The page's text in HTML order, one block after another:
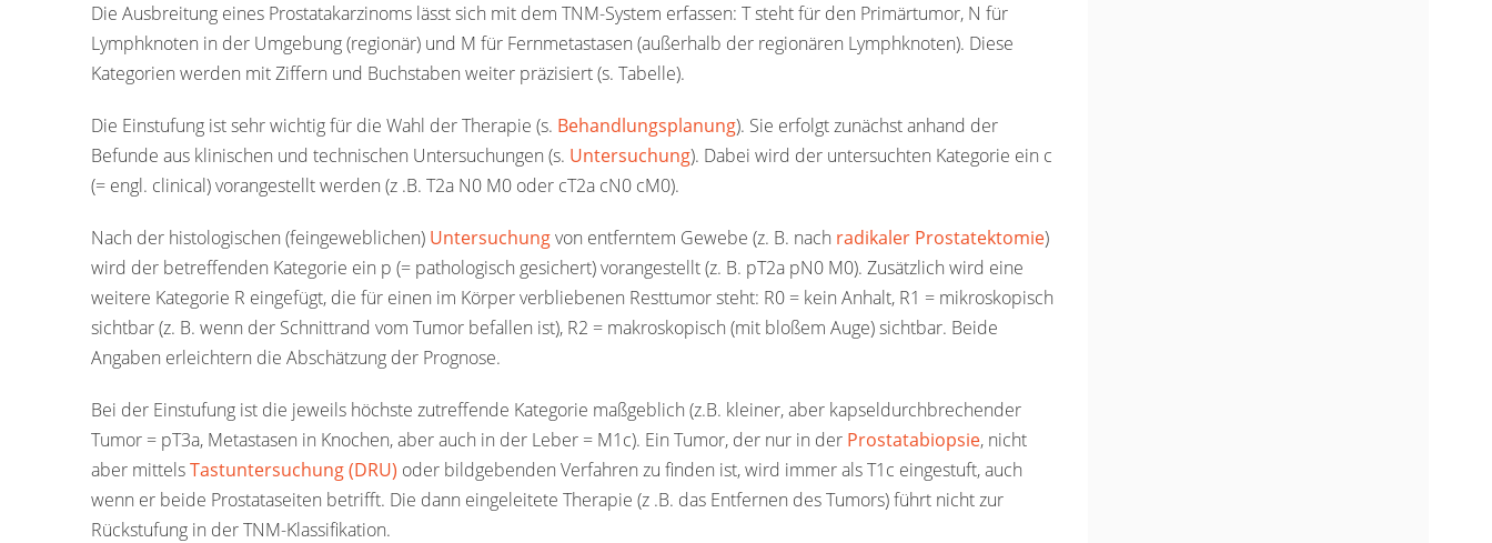
Die Ausbreitung eines Prostatakarzinoms lässt sich mit dem TNM-System erfassen: T steht für den Primärtumor, N für
Lymphknoten in der Umgebung (regionär) und M für Fernmetastasen (außerhalb der regionären Lymphknoten). Diese
Kategorien werden mit Ziffern und Buchstaben weiter präzisiert (s. Tabelle).
Die Einstufung ist sehr wichtig für die Wahl der Therapie (s. Behandlungsplanung). Sie erfolgt zunächst anhand der
Befunde aus klinischen und technischen Untersuchungen (s. Untersuchung). Dabei wird der untersuchten Kategorie ein c
(= engl. clinical) vorangestellt werden (z .B. T2a N0 M0 oder cT2a cN0 cM0).
Nach der histologischen (feingeweblichen) Untersuchungvon entferntem Gewebe (z. B. nach radikaler Prostatektomie)
wird der betreffenden Kategorie ein p (= pathologisch gesichert) vorangestellt (z. B. pT2a pN0 M0). Zusätzlich wird eine
weitere Kategorie R eingefügt, die für einen im Körper verbliebenen Resttumor steht: R0 = kein Anhalt, R1 = mikroskopisch
sichtbar (z. B. wenn der Schnittrand vom Tumor befallen ist), R2 = makroskopisch (mit bloßem Auge) sichtbar. Beide
Angaben erleichtern die Abschätzung der Prognose.
Bei der Einstufung ist die jeweils höchste zutreffende Kategorie maßgeblich (z.B. kleiner, aber kapseldurchbrechender
Tumor = pT3a, Metastasen in Knochen, aber auch in der Leber = M1c). Ein Tumor, der nur in der Prostatabiopsie, nicht
aber mittelsTastuntersuchung (DRU) oder bildgebenden Verfahren zu finden ist, wird immer als T1c eingestuft, auch
wenn er beide Prostataseiten betrifft. Die dann eingeleitete Therapie (z .B. das Entfernen des Tumors) führt nicht zur
Rückstufung in der TNM-Klassifikation.